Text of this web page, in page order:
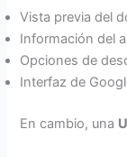
Vista previa del
Información del
Opciones de
Interfaz de
En cambio, una